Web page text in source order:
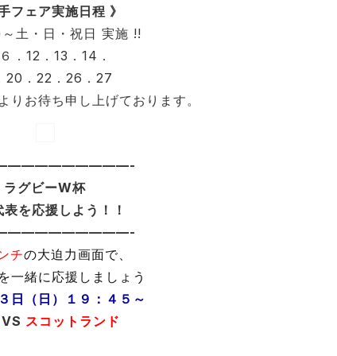
フェア実施日程 》
土・日・祝日 実施 !!
．12．13．14．
20．22．26．27
りお待ち申し上げております。
ラグビーW杯
表を応援しよう！！
チの大迫力画面で、
一緒に応援しましょう
日（日）１９：４５～
VS スコットランド